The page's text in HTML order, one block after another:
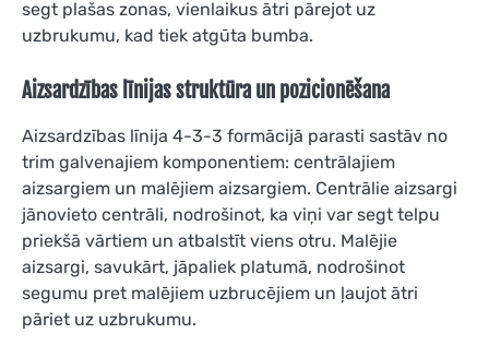
segt plašas zonas, vienlaikus ātri pārejot uz
uzbrukumu, kad tiek atgūta bumba.
Aizsardzības līnijas struktūra un pozicionēšana
Aizsardzības līnija 4-3-3 formācijā parasti sastāv no
trim galvenajiem komponentiem: centrālajiem
aizsargiem un malējiem aizsargiem. Centrālie aizsargi
jānovieto centrāli, nodrošinot, ka viņi var segt telpu
priekšā vārtiem un atbalstīt viens otru. Malējie
aizsargi, savukārt, jāpaliek platumā, nodrošinot
segumu pret malējiem uzbrucējiem un ļaujot ātri
pāriet uz uzbrukumu.